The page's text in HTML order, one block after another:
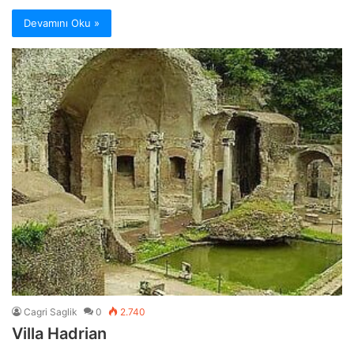
Devamını Oku »
Cagri Saglik 0 2.740
Villa Hadrian